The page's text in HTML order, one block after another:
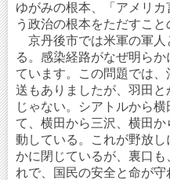
ゆがみの根本、「アメリ
う政治の根本をただすこと
京丹後市では米軍の軍
る。感染経路がなぜ明ら
ています。この問題では
送もありましたが、羽田
じゃない。シアトルから
て、横田から三沢、横田
動している。これが野放
かに閉じているが、裏口
れで、国民の安全と命が